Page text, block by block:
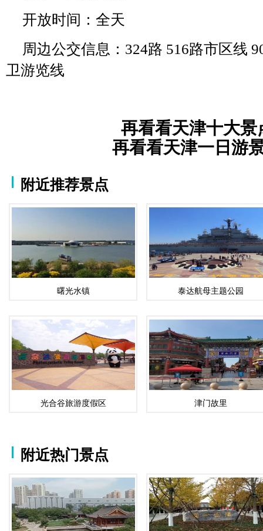
开放时间：全天
周边公交信息：324路 516路市区线
卫游览线
再看看天津十大景
再看看天津一日游
附近推荐景点
曙光水镇 泰达航母主题公园
光合谷旅游度假区 津门故里
附近热门景点